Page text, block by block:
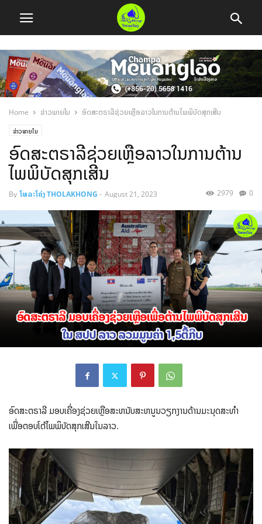
Home ຂ່າວພາຍໃນ ອົດສະຕຣາລີຊ່ວຍເຫຼືອລາວໃນການຕ້ານໄພພິບັດສຸກເສີນ
ຂ່າວພາຍໃນ
ອົດສະຕຣາລີຊ່ວຍເຫຼືອລາວໃນການຕ້ານ
ໄພພິບັດສຸກເສີນ
By ໂທລະໂຄ່ງ THOLAKHONG - August 21, 2023 0
2979
ອົດສະຕຣາລີ ມອບເຄື່ອງຊ່ວຍເຫຼືອສະຫນັບສະຫນູນວຽກງານດ້ານມະນຸດສະທໍາ
ເພື່ອຕອບໂຕ້ໄພພິບັດສຸກເສີນໃນລາວ.